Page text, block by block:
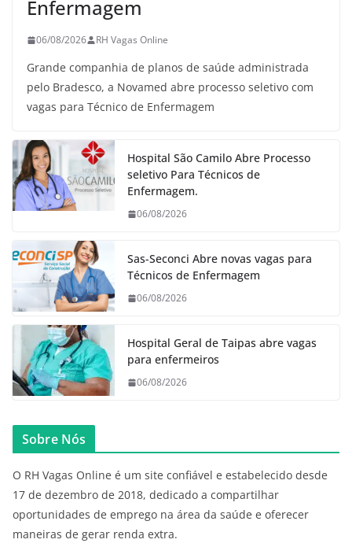
Enfermagem
06/08/2026 RH Vagas Online
Grande companhia de planos de saúde administrada
pelo Bradesco, a Novamed abre processo seletivo com
vagas para Técnico de Enfermagem
Hospital São Camilo Abre Processo
seletivo Para Técnicos de
Enfermagem.
06/08/2026
Sas-Seconci Abre novas vagas para
Técnicos de Enfermagem
06/08/2026
Hospital Geral de Taipas abre vagas
para enfermeiros
06/08/2026
Sobre Nós
O RH Vagas Online é um site confiável e estabelecido desde
17 de dezembro de 2018, dedicado a compartilhar
oportunidades de emprego na área da saúde e oferecer
maneiras de gerar renda extra.